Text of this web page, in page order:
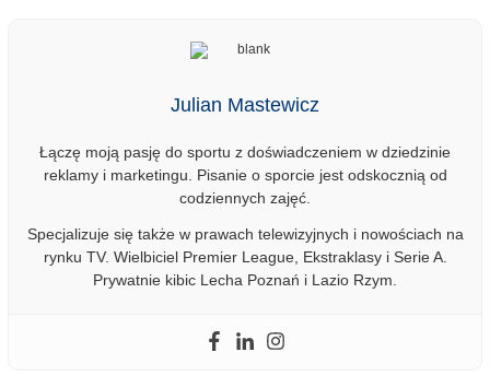
Julian Mastewicz
Łączę moją pasję do sportu z doświadczeniem w dziedzinie
reklamy i marketingu. Pisanie o sporcie jest odskocznią od
codziennych zajęć.
Specjalizuje się także w prawach telewizyjnych i nowościach na
rynku TV. Wielbiciel Premier League, Ekstraklasy i Serie A.
Prywatnie kibic Lecha Poznań i Lazio Rzym.